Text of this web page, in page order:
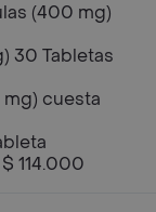
(400 mg)
30 Tabletas
mg) cuesta
114.000